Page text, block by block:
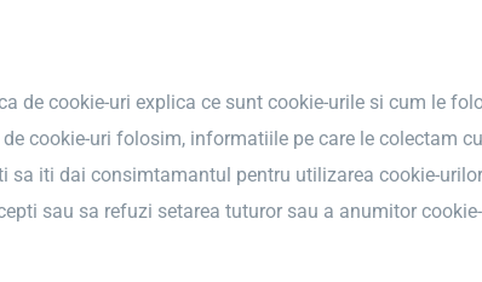
de cookie-uri explica ce sunt cookie-urile si cum le
de cookie-uri folosim, informatiile pe care le colectam
sa iti dai consimtamantul pentru utilizarea cookie-
sau sa refuzi setarea tuturor sau a anumitor